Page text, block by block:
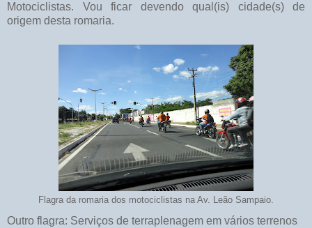
Motociclistas. Vou ficar devendo qual(is) cidade(s) de
origem desta romaria.
Flagra da romaria dos motociclistas na Av. Leão Sampaio.
Outro flagra: Serviços de terraplenagem em vários terrenos